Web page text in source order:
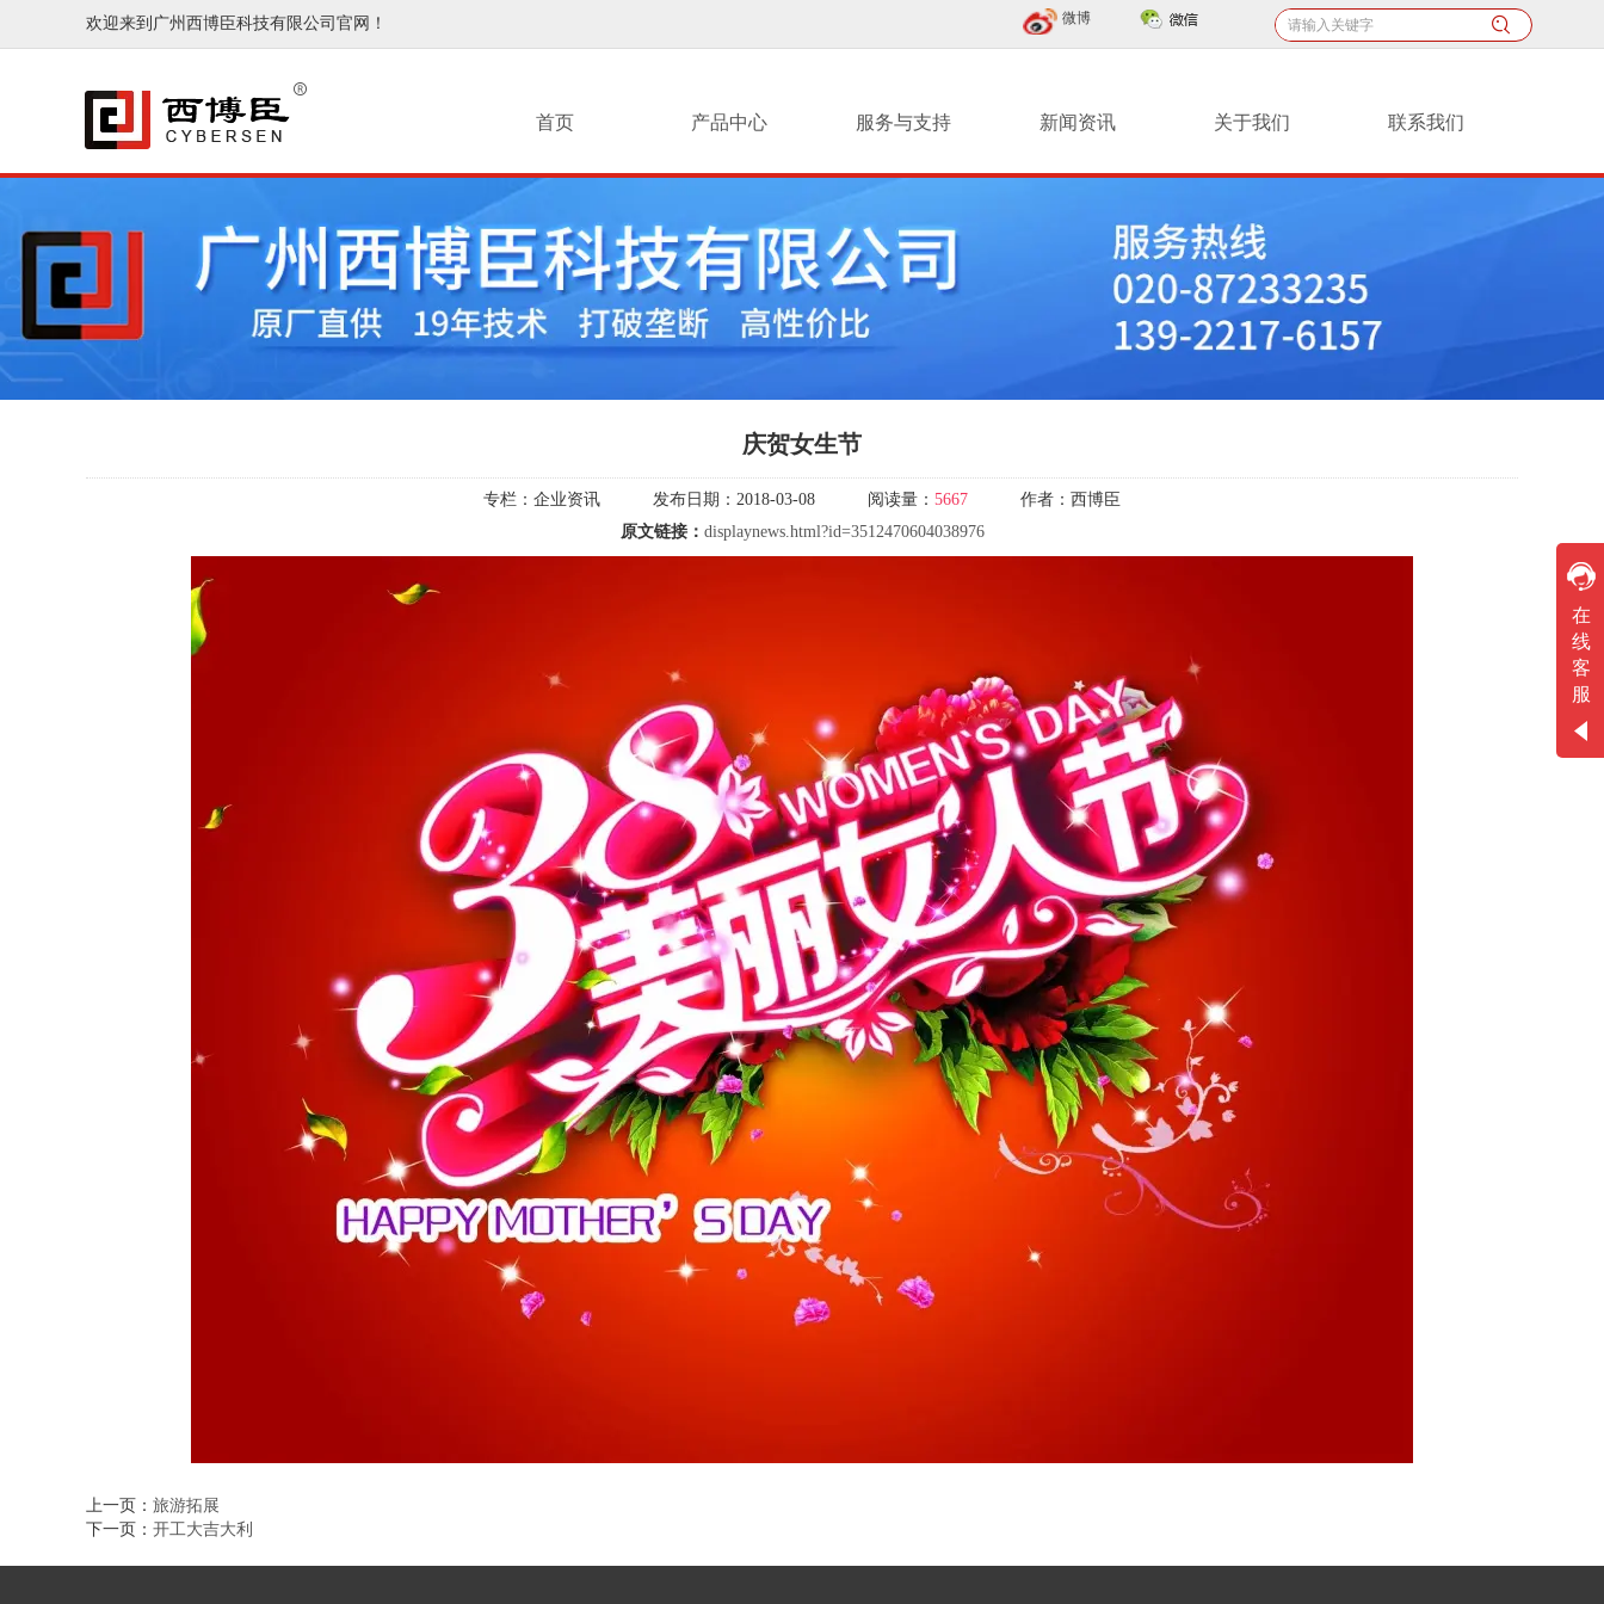
欢迎来到广州西博臣科技有限公司官网！ 微博
在
线
客
服
首页 产品中心 服务与支持 新闻资讯 关于我们 联系我们
庆贺女生节
专栏： 企业资讯 发布日期： 2018-03-08 阅读量： 5667 作者： 西博臣
原文链接： displaynews.html?id=3512470604038976
上一页： 旅游拓展
下一页： 开工大吉大利